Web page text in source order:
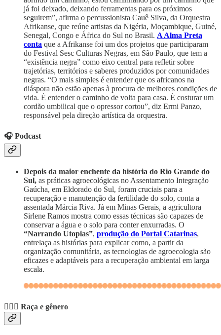
já foi deixado, deixando ferramentas para os próximos
seguirem”, afirma o percussionista Cauê Silva, da Orquestra
Afrikanse, que reúne artistas da Nigéria, Moçambique, Guiné,
Senegal, Congo e África do Sul no Brasil. A Alma Preta
conta que a Afrikanse foi um dos projetos que participaram
do Festival Sesc Culturas Negras, em São Paulo, que tem a
“existência negra” como eixo central para refletir sobre
trajetórias, territórios e saberes produzidos por comunidades
negras. “O mais simples é entender que os africanos na
diáspora não estão apenas à procura de melhores condições de
vida. É entender o caminho de volta para casa. É costurar um
cordão umbilical que o opressor cortou”, diz Ermi Panzo,
responsável pela direção artística da orquestra.
🎧 Podcast
Depois da maior enchente da história do Rio Grande do
Sul, as práticas agroecológicas no Assentamento Integração
Gaúcha, em Eldorado do Sul, foram cruciais para a
recuperação e manutenção da fertilidade do solo, conta a
assentada Márcia Riva. Já em Minas Gerais, a agricultora
Sirlene Ramos mostra como essas técnicas são capazes de
conservar a água e o solo para conter enxurradas. O
“Narrando Utopias”, produção do Portal Catarinas,
entrelaça as histórias para explicar como, a partir da
organização comunitária, as tecnologias de agroecologia são
eficazes e adaptáveis para a recuperação ambiental em larga
escala.
🙋🏾‍♀️ Raça e gênero